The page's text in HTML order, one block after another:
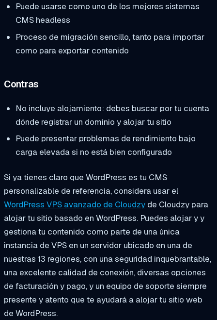
Puede usarse como uno de los mejores sistemas
CMS headless
Proceso de migración sencillo, tanto para importar
como para exportar contenido
Contras
No incluye alojamiento: debes buscar por tu cuenta
dónde registrar un dominio y alojar tu sitio
Puede presentar problemas de rendimiento bajo
carga elevada si no está bien configurado
Si ya tienes claro que WordPress es tu CMS
personalizable de referencia, considera usar el
WordPress VPS avanzado de Cloudzy de Cloudzy para
alojar tu sitio basado en WordPress. Puedes alojar yy
gestiona tu contenido como parte de una única
instancia de VPS en un servidor ubicado en una de
nuestras 13 regiones, con una seguridad inquebrantable,
una excelente calidad de conexión, diversas opciones
de facturación y pago, y un equipo de soporte siempre
presente y atento que te ayudará a alojar tu sitio web
de WordPress.